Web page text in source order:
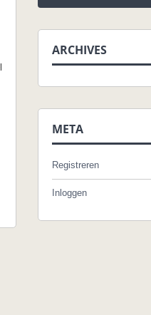
ARCHIVES
META
Registreren
Inloggen